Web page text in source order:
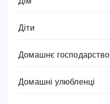
Діти
Домашнє господарство
Домашні улюбленці